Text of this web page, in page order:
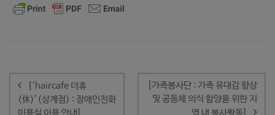
내
비
게
[‘haircafe 더휴
(休)’(상계점) : 장애인친화
미용실 이용 안내]
[가족봉사단 : 가족 유대감 향상
및 공동체 의식 함양을 위한 지
역 내 봉사활동]